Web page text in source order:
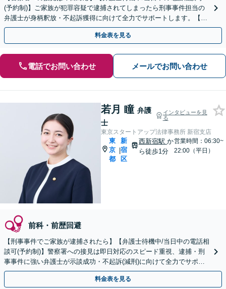
(予約制)】ご家族が犯罪容疑で逮捕されてしまったら刑事事件担当の
弁護士が身柄釈放・不起訴獲得に向けて全力でサポートします。【毎
月100名以上の相談実績】【東京都全域対応】
料金表を見る
電話でお問い合わせ メールでお問い合わせ
若月 瞳 弁護
士
インタビューを見
る
東京スタートアップ法律事務所 新宿支店
東
京
都
|
新
宿
区
西新宿駅 か
ら徒歩1分
営業時間：06:30~
22:00（平日）
前科・前歴回避
【刑事事件でご家族が逮捕されたら】【弁護士待機中/当日中の電話相
談可(予約制)】警察署への接見は即日対応のスピード重視、逮捕・刑
事事件に強い弁護士が示談成功・不起訴(減刑)に向けて全力でサポー
トします。【加害者側の相談専門】
料金表を見る